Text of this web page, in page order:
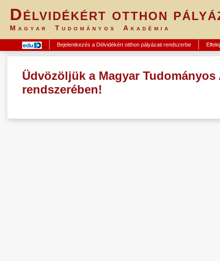
Délvidékért otthon
Magyar Tudományos Akadémia
Bejelentkezés a Délvidékért otthon pályázati rendszerbe
Üdvözöljük a Magyar
rendszerében!